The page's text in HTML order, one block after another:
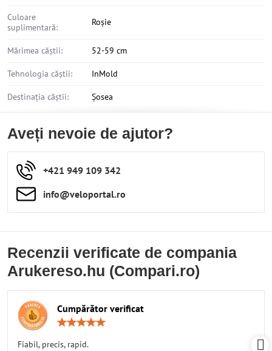
Culoare
suplimentară:
Roșie
Mărimea căștii: 52-59 cm
Tehnologia căștii: InMold
Destinația căștii: Șosea
Aveți nevoie de ajutor?
+421 949 109 342
info​​@veloportal​.ro
Recenzii verificate de compania
Arukereso.hu (Compari.ro)
Cumpărător verificat
Fiabil, precis, rapid.